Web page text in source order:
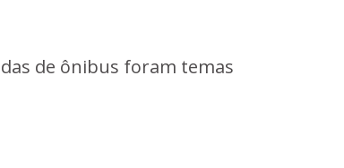
de ônibus foram temas